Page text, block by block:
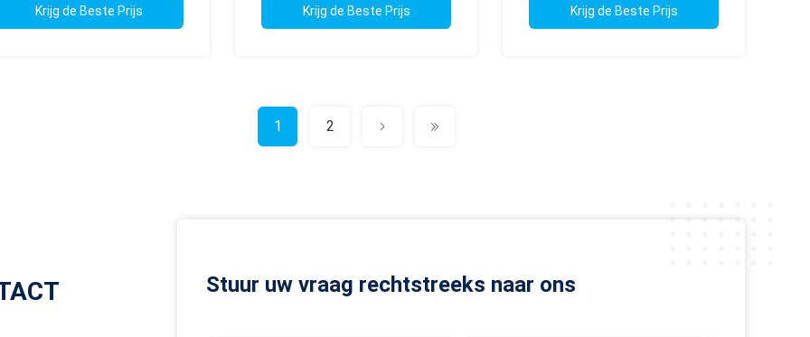
Krijg de Beste Prijs Krijg de Beste Prijs Krijg de Beste Prijs
1 2
Stuur uw vraag rechtstreeks naar ons